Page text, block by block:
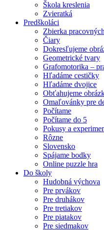
Škola kreslenia
Zvieratká
Predškoláci
Zbierka
Čiary
Dokresľujeme
Geometrické tvary
Grafomotorika –
Hľadáme cestičky
Hľadáme dvojice
Obťahujeme
Omaľovánky pre
Počítame
Počítame do 5
Pokusy a
Rôzne
Slovensko
Spájame bodky
Online puzzle hra
Do školy
Hudobná výchova
Pre prvákov
Pre druhákov
Pre tretiakov
Pre piatakov
Pre siedmakov